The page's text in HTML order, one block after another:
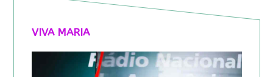
VIVA MARIA